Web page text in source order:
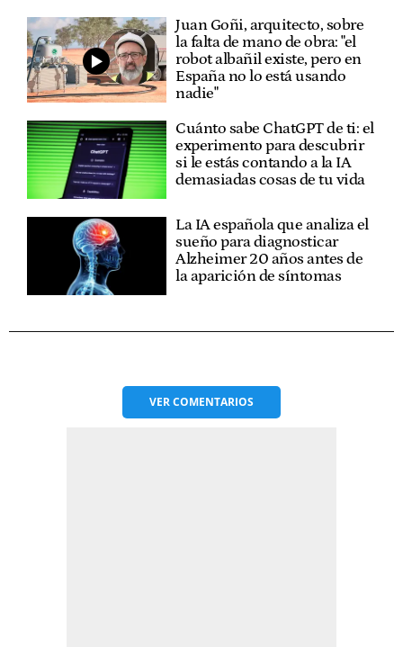
Juan Goñi, arquitecto, sobre
la falta de mano de obra: "el
robot albañil existe, pero en
España no lo está usando
nadie"
Cuánto sabe ChatGPT de ti: el
experimento para descubrir
si le estás contando a la IA
demasiadas cosas de tu vida
La IA española que analiza el
sueño para diagnosticar
Alzheimer 20 años antes de
la aparición de síntomas
VERCOMENTARIOS